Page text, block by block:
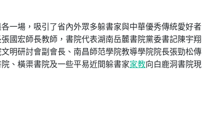
一場，吸引了省內外眾多躲書家與中華優秀傳統愛好者
國宏師長教師，書院代表湖南岳麓書院黨委書記陳宇翔
明研討會副會長、南昌師范學院教導學院院長張勁松傳
、橫渠書院及一些平易近間躲書家家教向白鹿洞書院現